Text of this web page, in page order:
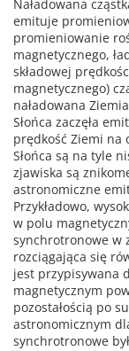
Naładowana
emituje
promieniowanie
magnetycznego,
składowej
magnetycznego)
naładowana
Słońca zaczęła
prędkość Ziemi na
Słońca są na tyle
zjawiska są
astronomiczne
Przykładowo,
w polu
synchrotronowe w
rozciągająca się
jest przypisywana
magnetycznym
pozostałością po
astronomicznym
synchrotronowe